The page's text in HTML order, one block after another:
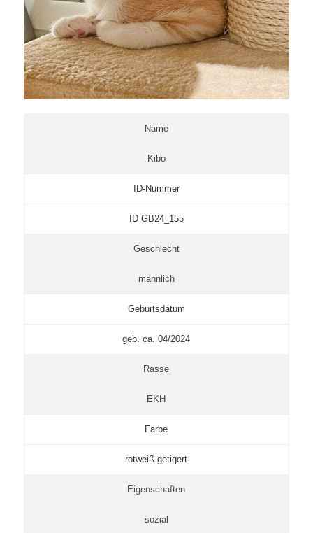
Name
Kibo
ID-Nummer
ID GB24_155
Geschlecht
männlich
Geburtsdatum
geb. ca. 04/2024
Rasse
EKH
Farbe
rotweiß getigert
Eigenschaften
sozial